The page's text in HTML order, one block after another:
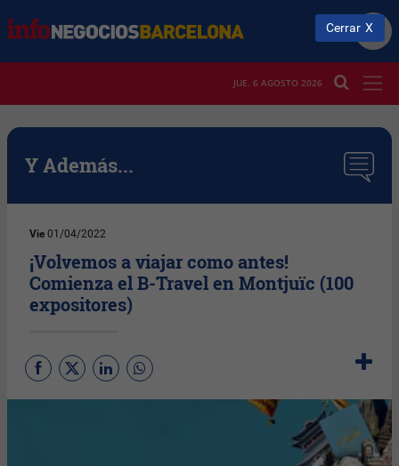
JUE. 6 AGOSTO 2026
Y Además...
Vie 01/04/2022
¡Volvemos a viajar como antes!
Comienza el B-Travel en Montjuïc (100
expositores)
Cerrar